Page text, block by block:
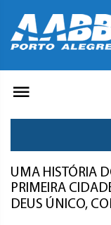
UMA HISTÓRIA
PRIMEIRA
DEUS ÚNICO,